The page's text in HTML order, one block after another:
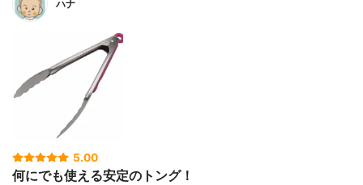
ハナ
5.00
何にでも使える安定のトング！